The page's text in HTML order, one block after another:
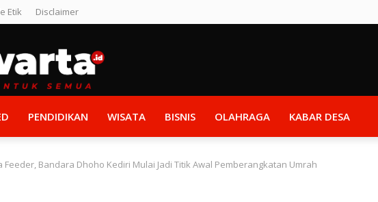
Etik Disclaimer
PENDIDIKAN WISATA BISNIS OLAHRAGA KABAR DESA
Feeder, Bandara Dhoho Kediri Mulai Jadi Titik Awal Pemberangkatan Umrah